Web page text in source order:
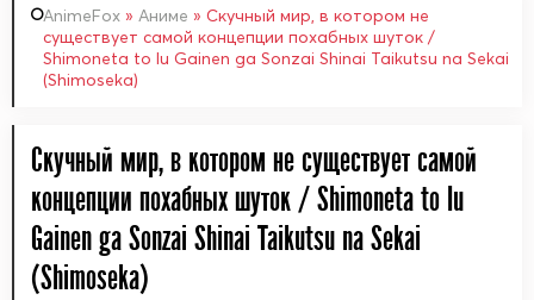
AnimeFox » Аниме » Скучный мир, в котором не
существует самой концепции похабных шуток /
Shimoneta to Iu Gainen ga Sonzai Shinai Taikutsu na Sekai
(Shimoseka)
Скучный мир, в котором не существует самой
концепции похабных шуток / Shimoneta to Iu
Gainen ga Sonzai Shinai Taikutsu na Sekai
(Shimoseka)